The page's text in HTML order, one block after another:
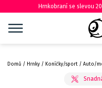
Hrnkobraní se slevou
Domů Hrnky Koníčky/sport Auto/